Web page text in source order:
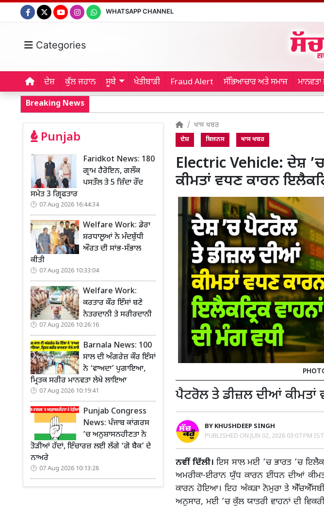
WHATSAPP CHANNEL
Categories
ਦੇਸ਼ ਕੁੱਲ ਜਹਾਨ ਸੂਬੇ ਖੇਤੀਬਾੜੀ Fraud Alert ਸੱਭਿਆਚਾਰ ਅਤੇ ਸਮਾਜ
Breaking News
Punjab
Faridkot News: 180
ਗ੍ਰਾਮ ਹੈਰੋਇਨ, ਗਲੌਕ
ਪਸਤੌਲ ਤੇ 5 ਜ਼ਿੰਦਾ ਰੌਂਦ
ਸਮੇਤ 3 ਗ੍ਰਿਫਤਾਰ
07 Aug 2026 16:44:34
Welfare Work: ਡੇਰਾ
ਸ਼ਰਧਾਲੂਆਂ ਨੇ ਮੰਦਬੁੱਧੀ
ਔਰਤ ਦੀ ਸਾਂਭ-ਸੰਭਾਲ
ਕੀਤੀ
07 Aug 2026 10:33:04
Welfare Work:
ਕਰਤਾਰ ਕੌਰ ਇੰਸਾਂ ਬਣੇ
ਨੇਤਰਦਾਨੀ ਤੇ ਸਰੀਰਦਾਨੀ
07 Aug 2026 10:26:16
Barnala News: 100
ਸਾਲ ਦੀ ਅੰਗਰੇਜ਼ ਕੌਰ ਇੰਸਾਂ
ਨੇ ‘ਵਾਅਦਾ’ ਪੁਗਾਇਆ,
ਮ੍ਰਿਤਕ ਸਰੀਰ ਮਾਨਵਤਾ ਲੇਖੇ ਲਾਇਆ
07 Aug 2026 10:19:41
Punjab Congress
News: ਪੰਜਾਬ ਕਾਂਗਰਸ
’ਚ ਅਨੁਸ਼ਾਸਨਹੀਣਤਾ ਨੇ
ਤੋੜੀਆਂ ਹੱਦਾਂ, ਇੰਚਾਰਜ਼ ਲਈ ਲੱਗੇ ‘ਗੋ ਬੈਕ’ ਦੇ
ਨਾਅਰੇ
07 Aug 2026 10:13:28
ਖਾਸ ਖਬਰ
ਦੇਸ਼ ਬਿਜਨਸ ਖਾਸ ਖਬਰ
Electric Vehicle: ਦੇਸ਼
ਕੀਮਤਾਂ ਵਧਣ ਕਾਰਨ
ਪੈਟਰੋਲ ਤੇ ਡੀਜ਼ਲ ਦੀਆਂ
BY KHUSHDEEP SINGH
PUBLISHED ON JUN 02, 2026 03:07 PM IST
ਨਵੀਂ ਦਿੱਲੀ।ਇਸ ਸਾਲ ਮਈ ’ਚ ਭਾਰਤ ’ਚ
ਅਮਰੀਕਾ-ਈਰਾਨ ਯੁੱਧ ਕਾਰਨ ਈਂਧਨ ਦੀਆਂ
ਕਾਰਨ ਹੋਇਆ। ਇਹ ਅੰਕੜਾ ਨੋਮੁਰਾ ਤੇ
ਅਨੁਸਾਰ, ਮਈ ’ਚ ਕੁੱਲ ਯਾਤਰੀ ਵਾਹਨਾਂ ਦੀ